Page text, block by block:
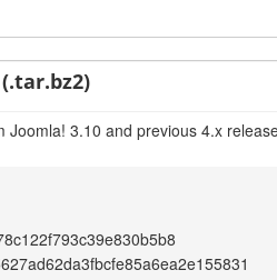
3.10 and previous 4.x